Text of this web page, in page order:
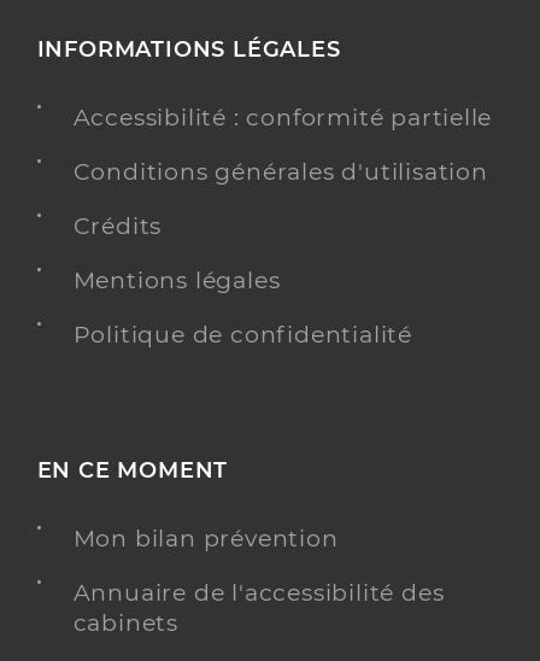
INFORMATIONS LÉGALES
Accessibilité : conformité partielle
Conditions générales d'utilisation
Crédits
Mentions légales
Politique de confidentialité
EN CE MOMENT
Mon bilan prévention
Annuaire de l'accessibilité des
cabinets